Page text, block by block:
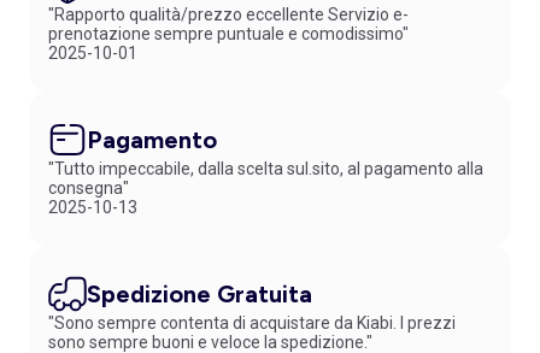
"Rapporto qualità/prezzo eccellente Servizio e-
prenotazione sempre puntuale e comodissimo"
2025-10-01
Pagamento
"Tutto impeccabile, dalla scelta sul.sito, al pagamento alla
consegna"
2025-10-13
Spedizione Gratuita
"Sono sempre contenta di acquistare da Kiabi. I prezzi
sono sempre buoni e veloce la spedizione."